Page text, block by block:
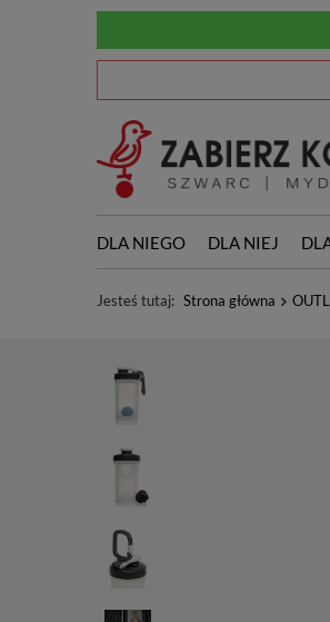
DLA NIEGO DLA NIEJ
Jesteś tutaj: Strona główna